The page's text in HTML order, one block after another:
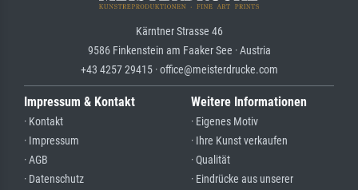
Kärntner Strasse 46
9586 Finkenstein am Faaker See · Austria
+43 4257 29415 · office@meisterdrucke.com
Impressum & Kontakt
· Kontakt
· Impressum
· AGB
· Datenschutz
Weitere Informationen
· Eigenes Motiv
· Ihre Kunst verkaufen
· Qualität
· Eindrücke aus unserer